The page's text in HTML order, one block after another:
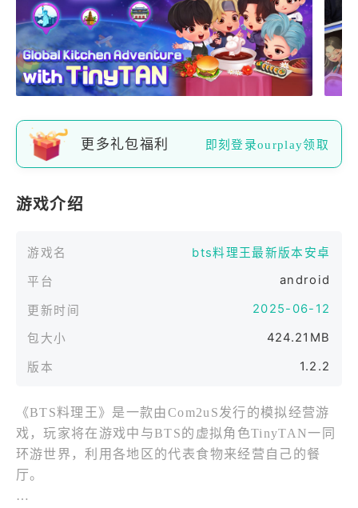
更多礼包福利 即刻登录ourplay领取
游戏介绍
游戏名
bts料理王最新版本安卓
平台
android
更新时间 2025-06-12
包大小 424.21MB
版本 1.2.2
《BTS料理王》是一款由Com2uS发行的模拟经营游
戏，玩家将在游戏中与BTS的虚拟角色TinyTAN一同
环游世界，利用各地区的代表食物来经营自己的餐
厅。